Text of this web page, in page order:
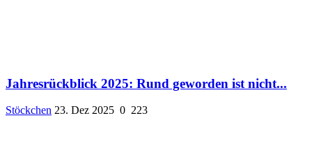
Jahresrückblick 2025: Rund geworden ist nicht...
Stöckchen 23. Dez 2025 0 223